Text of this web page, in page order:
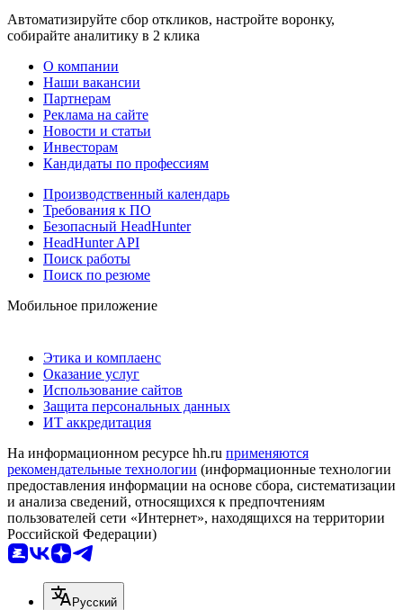
Автоматизируйте сбор откликов, настройте воронку,
собирайте аналитику в 2 клика
О компании
Наши вакансии
Партнерам
Реклама на сайте
Новости и статьи
Инвесторам
Кандидаты по профессиям
Производственный календарь
Требования к ПО
Безопасный HeadHunter
HeadHunter API
Поиск работы
Поиск по резюме
Мобильное приложение
Этика и комплаенс
Оказание услуг
Использование сайтов
Защита персональных данных
ИТ аккредитация
На информационном ресурсе hh.ru применяются
рекомендательные технологии (информационные технологии
предоставления информации на основе сбора, систематизации
и анализа сведений, относящихся к предпочтениям
пользователей сети «Интернет», находящихся на территории
Российской Федерации)
Русский